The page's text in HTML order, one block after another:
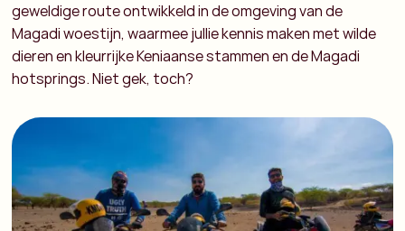
geweldige route ontwikkeld in de omgeving van de
Magadi woestijn, waarmee jullie kennis maken met wilde
dieren en kleurrijke Keniaanse stammen en de Magadi
hotsprings. Niet gek, toch?